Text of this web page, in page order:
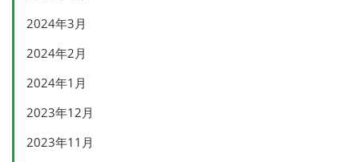
2024年3月
2024年2月
2024年1月
2023年12月
2023年11月